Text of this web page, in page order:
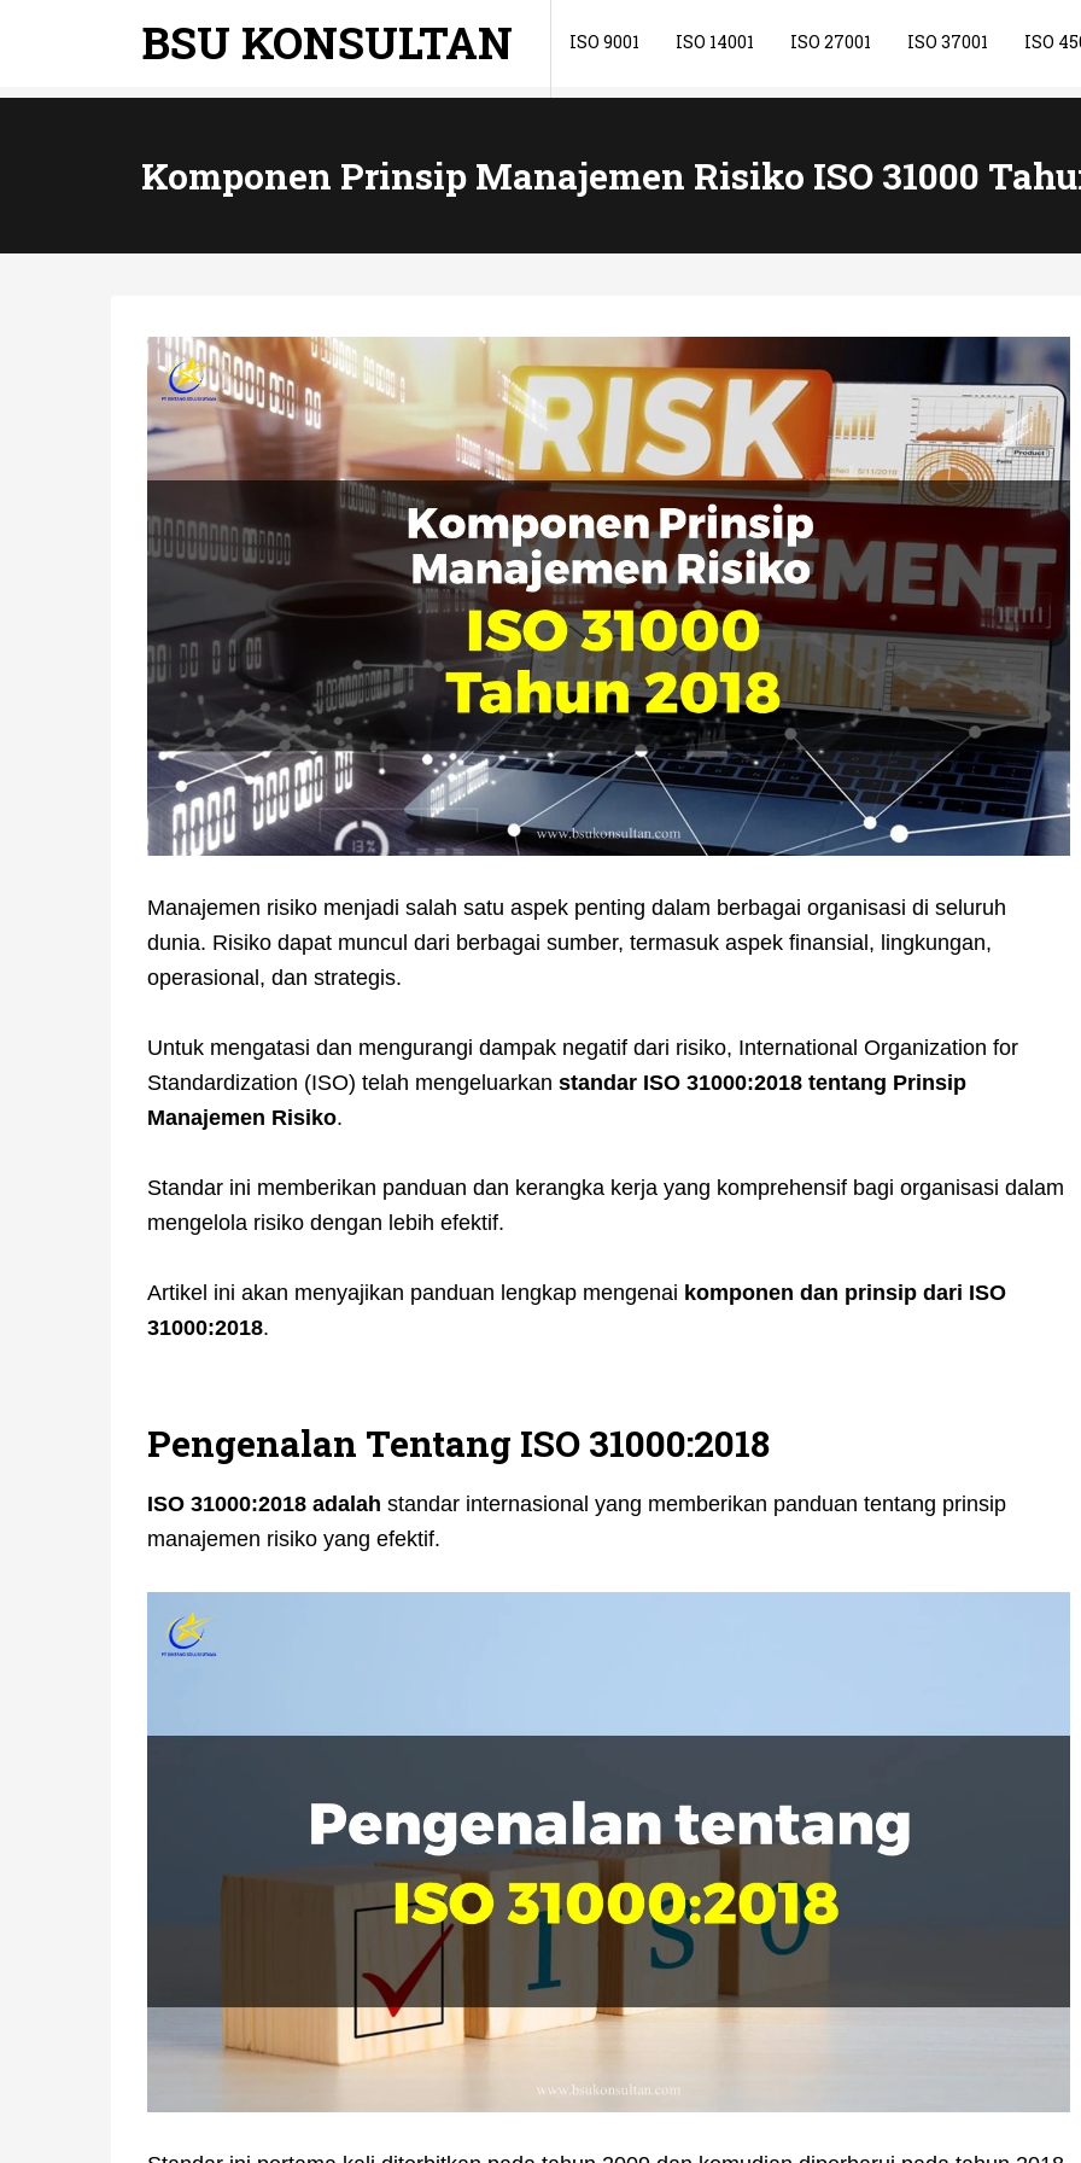
BSU KONSULTAN ISO 9001 ISO 14001 ISO 27001 ISO 37001 ISO
Komponen Prinsip Manajemen Risiko ISO 31000
Manajemen risiko menjadi salah satu aspek penting dalam berbagai organisasi di seluruh
dunia. Risiko dapat muncul dari berbagai sumber, termasuk aspek finansial, lingkungan,
operasional, dan strategis.
Untuk mengatasi dan mengurangi dampak negatif dari risiko, International Organization for
Standardization (ISO) telah mengeluarkan standar ISO 31000:2018 tentang Prinsip
Manajemen Risiko.
Standar ini memberikan panduan dan kerangka kerja yang komprehensif bagi organisasi dalam
mengelola risiko dengan lebih efektif.
Artikel ini akan menyajikan panduan lengkap mengenai komponen dan prinsip dari ISO
31000:2018.
Pengenalan Tentang ISO 31000:2018
ISO 31000:2018 adalah standar internasional yang memberikan panduan tentang prinsip
manajemen risiko yang efektif.